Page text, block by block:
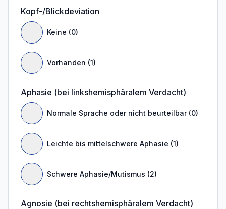
Kopf-/Blickdeviation
Keine (0)
Vorhanden (1)
Aphasie (bei linkshemisphäralem Verdacht)
Normale Sprache oder nicht beurteilbar (0)
Leichte bis mittelschwere Aphasie (1)
Schwere Aphasie/Mutismus (2)
Agnosie (bei rechtshemisphäralem Verdacht)